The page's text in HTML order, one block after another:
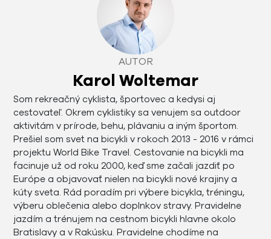
AUTOR
Karol Woltemar
Som rekreačný cyklista, športovec a kedysi aj
cestovateľ. Okrem cyklistiky sa venujem sa outdoor
aktivitám v prírode, behu, plávaniu a iným športom.
Prešiel som svet na bicykli v rokoch 2013 - 2016 v rámci
projektu World Bike Travel. Cestovanie na bicykli ma
facinuje už od roku 2000, keď sme začali jazdiť po
Európe a objavovať nielen na bicykli nové krajiny a
kúty sveta. Rád poradím pri výbere bicykla, tréningu,
výberu oblečenia alebo doplnkov stravy. Pravidelne
jazdím a trénujem na cestnom bicykli hlavne okolo
Bratislavy a v Rakúsku. Pravidelne chodíme na